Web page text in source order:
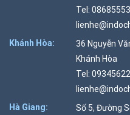
Tel:
Khánh Hòa:
36 Nguyễn
Khánh Hòa
Tel:
Hà Giang:
Số 5, Đường